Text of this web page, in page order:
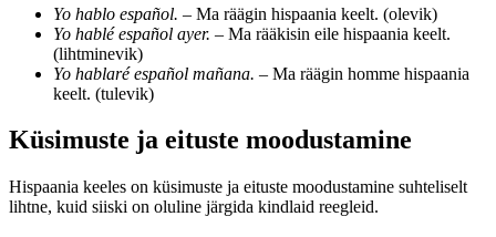
Yo hablo español. – Ma räägin hispaania keelt. (olevik)
Yo hablé español ayer. – Ma rääkisin eile hispaania keelt.
(lihtminevik)
Yo hablaré español mañana. – Ma räägin homme hispaania
keelt. (tulevik)
Küsimuste ja eituste moodustamine
Hispaania keeles on küsimuste ja eituste moodustamine suhteliselt
lihtne, kuid siiski on oluline järgida kindlaid reegleid.